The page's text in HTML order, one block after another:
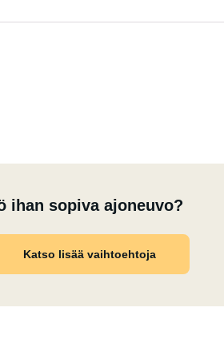
ihan sopiva ajoneuvo?
Katso lisää vaihtoehtoja